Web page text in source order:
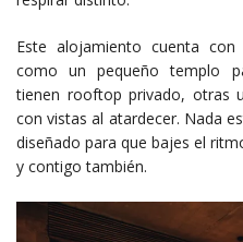
Este alojamiento cuenta
como un pequeño templo
tienen rooftop privado, otras
con vistas al atardecer. Nada
diseñado para que bajes el
y contigo también.